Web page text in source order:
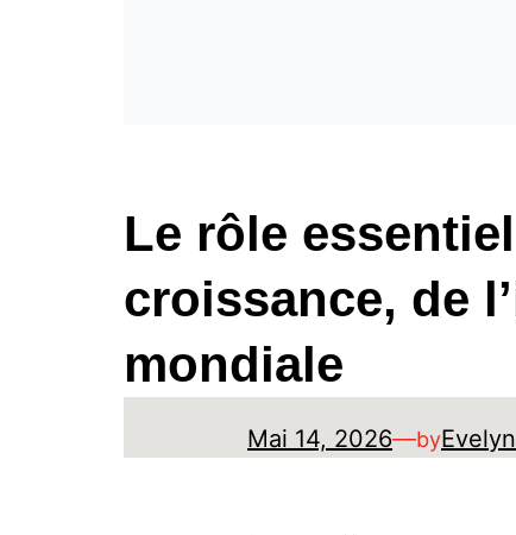
Le rôle
croissance, de
mondiale
Mai 14, 2026—by